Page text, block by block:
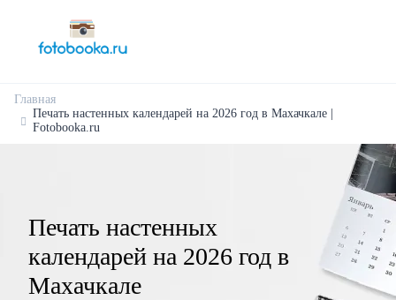
Главная
Печать настенных календарей на 2026 год в Махачкале |
Fotobooka.ru
Печать настенных
календарей на 2026 год в
Махачкале